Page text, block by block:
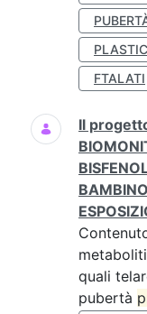
FTALATI
Il
quali
pubertà